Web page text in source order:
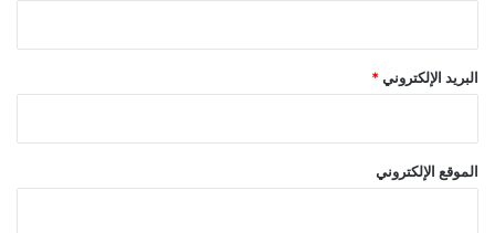
البريد الإلكتروني*
الموقع الإلكتروني